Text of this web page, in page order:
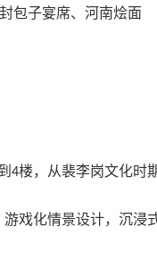
包子宴席、河南烩面
4楼，从裴李岗文化时
戏化情景设计，沉